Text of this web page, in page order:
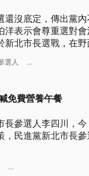
沒底定，傳出黨
表示會尊重選對
北市長選戰，在
選人 ...
免費營養午餐
參選人李四川，
民進黨新北市長
...